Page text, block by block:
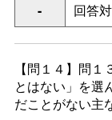
-
回答
【問１４】問
とはない」を選
だことがない主